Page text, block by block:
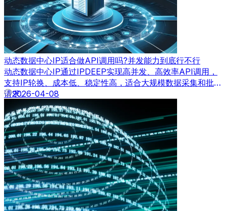
动态数据中心IP适合做API调用吗?并发能力到底行不行
动态数据中心IP通过IPDEEP实现高并发、高效率API调用，
支持IP轮换、成本低、稳定性高，适合大规模数据采集和批量
请求。
2026-04-08